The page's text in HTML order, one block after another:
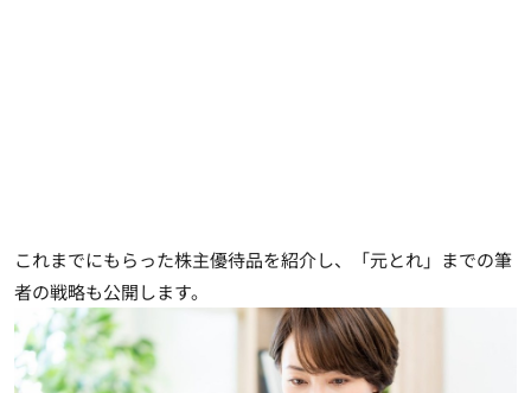
これまでにもらった株主優待品を紹介し、「元とれ」までの筆
者の戦略も公開します。